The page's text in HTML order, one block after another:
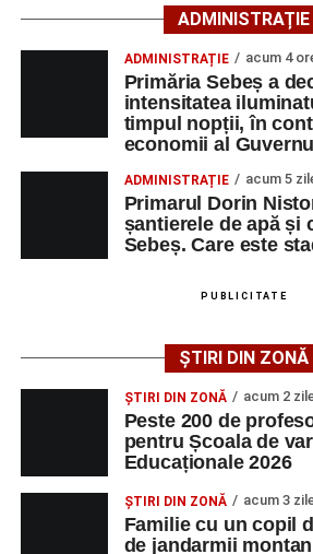
Primăria Sebeș a decis să
iluminatului public pe timpul
apelului la economii al
Duminică, 23 august 2026,
cea de-a III-a ediție a
de Sebeș”
Primul concert din cadrul
2026 a adus emoție și
au venit la Sebeș și au susținut
tinerilor muzicieni și munca depusă
spectatorii au răsplătit prestațiile cu
ADMINISTRAȚIE
ADMINISTRAȚIE acum 4
Primăria Sebeș a
intensitatea
timpul nopții, în
economii al
ADMINISTRAȚIE acum 5
Primarul Dorin
șantierele de apă și
Sebeș. Care este
PUBLICITATE
ȘTIRI DIN ZONĂ
ȘTIRI DIN ZONĂ acum 2
Peste 200 de
pentru Școala de
Educaționale 2026
ȘTIRI DIN ZONĂ acum 3
Familie cu un copil
de jandarmii